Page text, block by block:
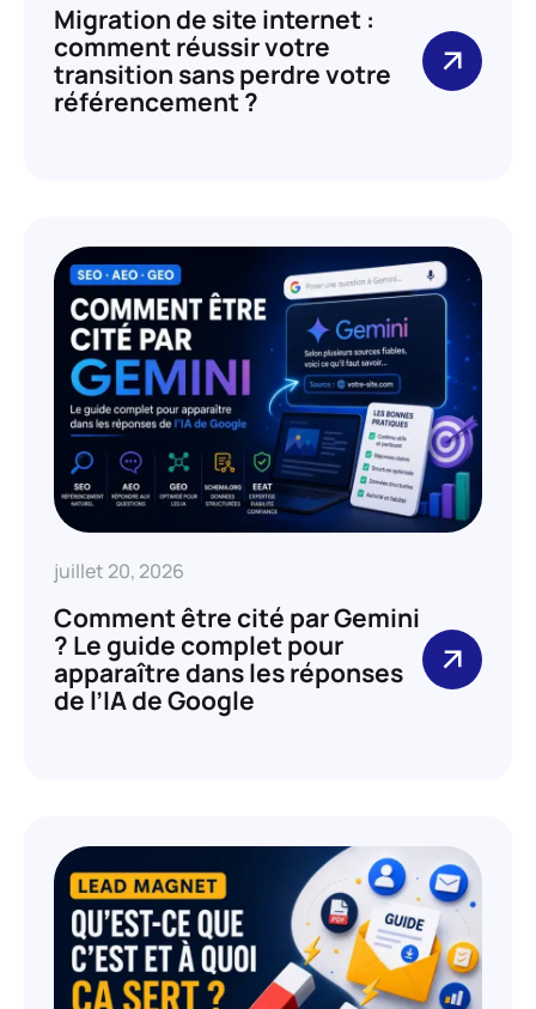
Migration de site internet :
comment réussir votre
transition sans perdre votre
référencement ?
juillet 20, 2026
Comment être cité par Gemini
? Le guide complet pour
apparaître dans les réponses
de l’IA de Google